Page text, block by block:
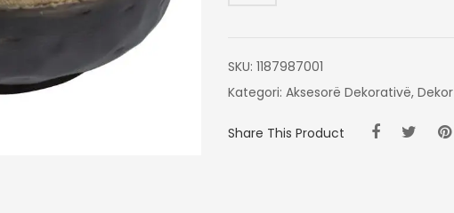
SKU: 1187987001
Kategori: Aksesorë Dekorativë, Dekor
Share This Product